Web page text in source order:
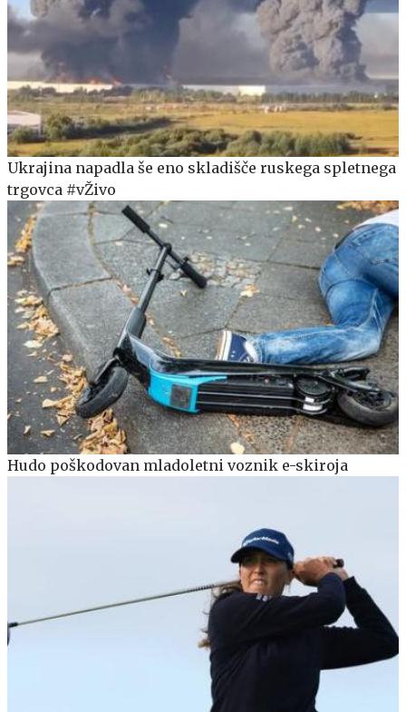
Ukrajina napadla še eno skladišče ruskega spletnega
trgovca #vŽivo
Hudo poškodovan mladoletni voznik e-skiroja